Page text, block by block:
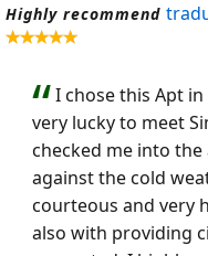
Highly recommend
I chose this Apt
very lucky to meet
checked me into
against the cold
courteous and very
also with providing